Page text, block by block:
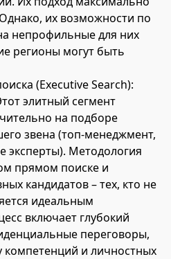
их возможности по
непрофильные для них
регионы могут быть
(Executive Search):
элитный сегмент
на подборе
звена (топ-менеджмент,
эксперты). Методология
прямом поиске и
кандидатов – тех, кто не
идеальным
включает глубокий
переговоры,
компетенций и личностных